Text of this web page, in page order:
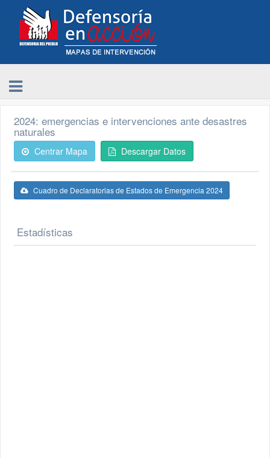
2024: emergencias e intervenciones ante desastres
naturales
Centrar Mapa Descargar Datos
Cuadro de Declaratorias de Estados de Emergencia 2024
Estadísticas